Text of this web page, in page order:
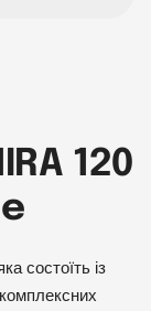
120
состоїть із